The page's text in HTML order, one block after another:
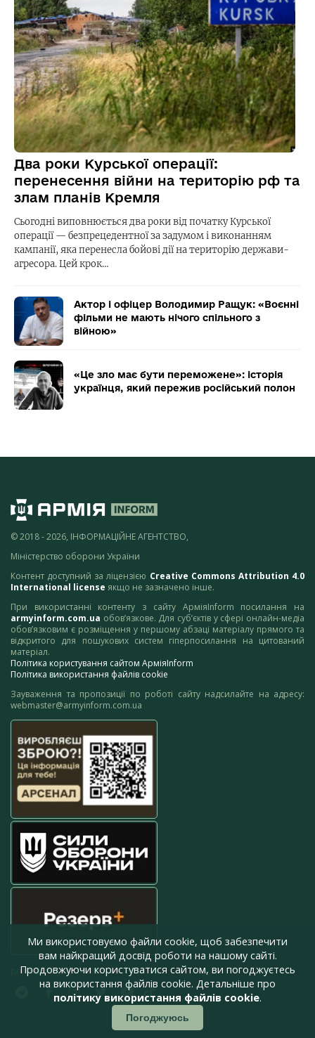
Два роки Курської операції:
перенесення війни на територію рф та
злам планів Кремля
Сьогодні виповнюється два роки від початку Курської
операції — безпрецедентної за задумом і виконанням
кампанії, яка перенесла бойові дії на територію держави-
агресора. Цей крок…
Актор і офіцер Володимир Ращук: «Воєнні
фільми не мають нічого спільного з
війною»
«Це зло має бути переможене»: історія
українця, який пережив російський полон
© 2018 - 2026, ІНФОРМАЦІЙНЕ АГЕНТСТВО,
Міністерство оборони України
Контент доступний за ліцензією Creative Commons Attribution 4.0
International license якщо не зазначено інше.
При використанні контенту з сайту АрміяInform посилання на
armyinform.com.ua обов’язкове. Для суб’єктів у сфері онлайн-медіа
обов’язковим є розміщення у першому абзаці матеріалу прямого та
відкритого для пошукових систем гіперпосилання на цитований
матеріал.
Політика користування сайтом АрміяInform
Політика використання файлів cookie
Зауваження та пропозиції по роботі сайту надсилайте на адресу:
webmaster@armyinform.com.ua
press@armyinform.com.ua
Ми використовуємо файли cookie, щоб забезпечити
вам найкращий досвід роботи на нашому сайті.
Продовжуючи користуватися сайтом, ви погоджуєтесь
на використання файлів cookie. Детальніше про
політику використання файлів cookie.
Погоджуюсь